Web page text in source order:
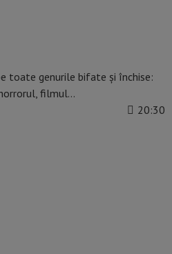
toate genurile bifate și închise:
filmul…
20:30